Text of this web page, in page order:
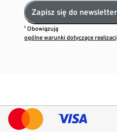
Zapisz się do
¹ Obowiązują
ogólne warunki dotyczące